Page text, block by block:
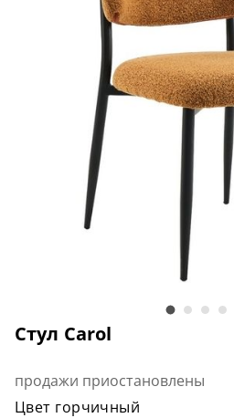
Cтул Carol
продажи приостановлены
Цвет горчичный